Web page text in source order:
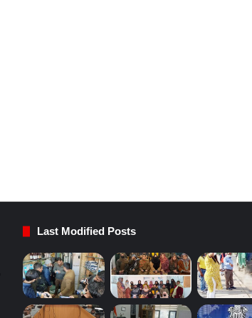
Last Modified Posts